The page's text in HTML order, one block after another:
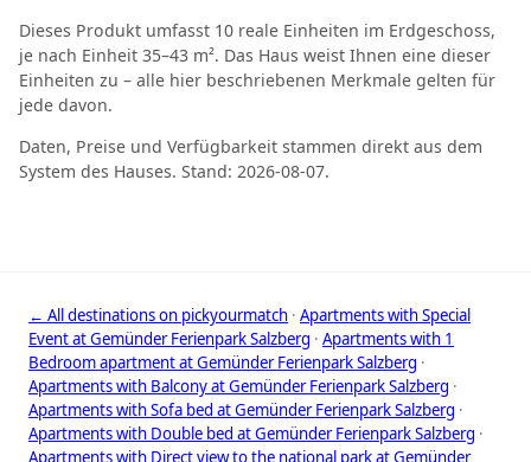
Dieses Produkt umfasst 10 reale Einheiten im Erdgeschoss,
je nach Einheit 35–43 m². Das Haus weist Ihnen eine dieser
Einheiten zu – alle hier beschriebenen Merkmale gelten für
jede davon.
Daten, Preise und Verfügbarkeit stammen direkt aus dem
System des Hauses. Stand: 2026-08-07.
← All destinations on pickyourmatch · Apartments with Special
Event at Gemünder Ferienpark Salzberg · Apartments with 1
Bedroom apartment at Gemünder Ferienpark Salzberg ·
Apartments with Balcony at Gemünder Ferienpark Salzberg ·
Apartments with Sofa bed at Gemünder Ferienpark Salzberg ·
Apartments with Double bed at Gemünder Ferienpark Salzberg ·
Apartments with Direct view to the national park at Gemünder